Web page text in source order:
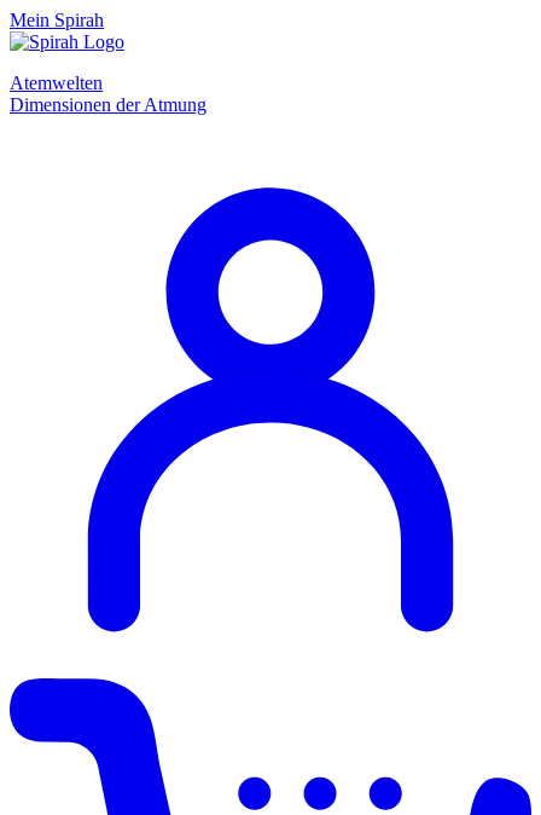
Mein Spirah
Atemwelten
Dimensionen der Atmung